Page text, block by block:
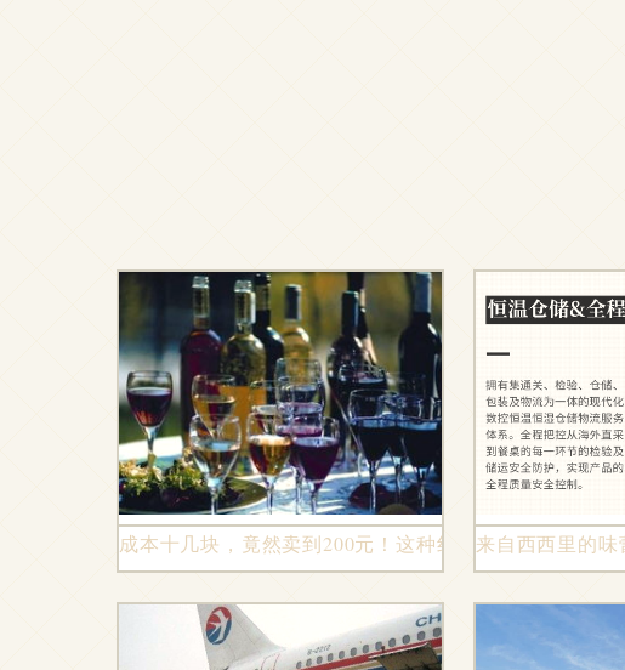
成本十几块，竟然卖到200元！这种红酒背后的真相，
来自西西里的